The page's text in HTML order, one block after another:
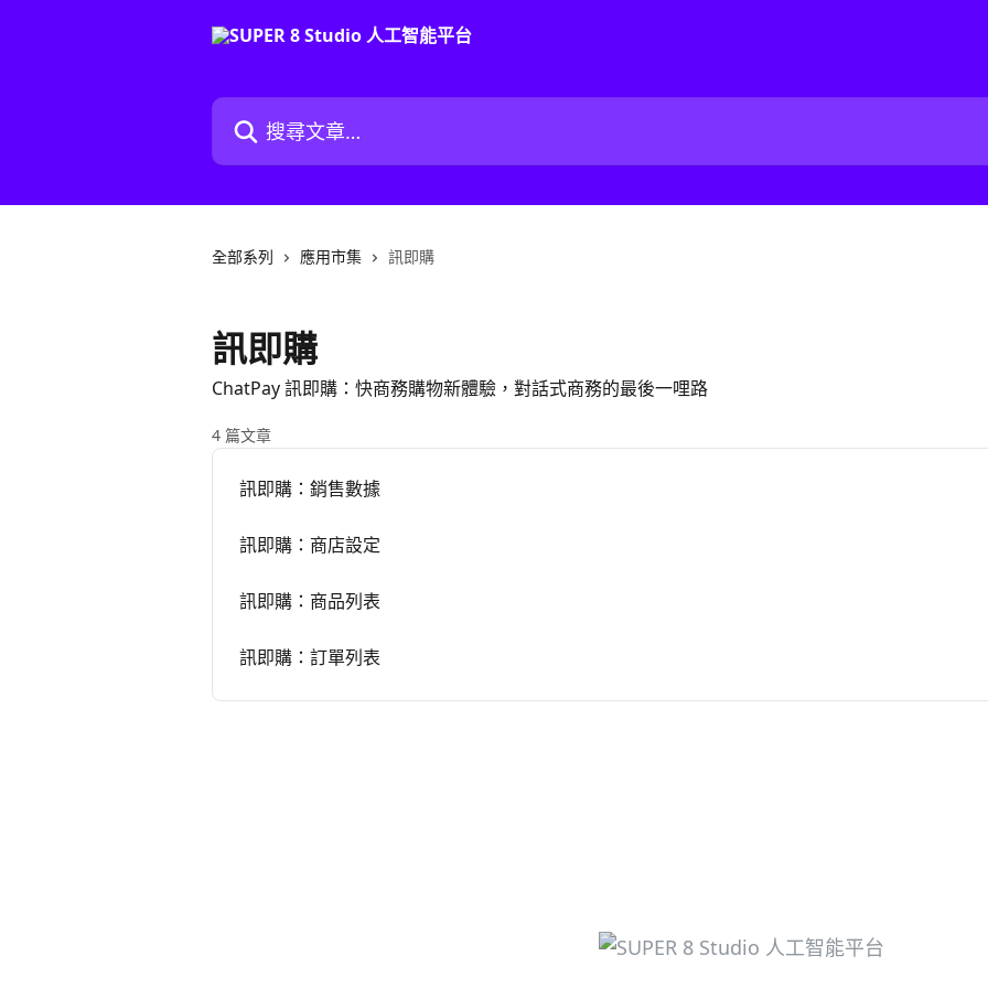
搜尋文章…
全部系列 應用市集 訊即購
訊即購
ChatPay 訊即購：快商務購物新體驗，對話式商務的最後一哩路
4 篇文章
訊即購：銷售數據
訊即購：商店設定
訊即購：商品列表
訊即購：訂單列表